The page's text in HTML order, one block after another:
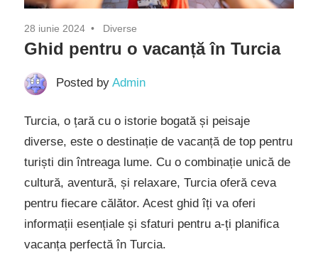
28 iunie 2024 Diverse
Ghid pentru o vacanță în Turcia
Posted by Admin
Turcia, o țară cu o istorie bogată și peisaje
diverse, este o destinație de vacanță de top pentru
turiști din întreaga lume. Cu o combinație unică de
cultură, aventură, și relaxare, Turcia oferă ceva
pentru fiecare călător. Acest ghid îți va oferi
informații esențiale și sfaturi pentru a-ți planifica
vacanța perfectă în Turcia.